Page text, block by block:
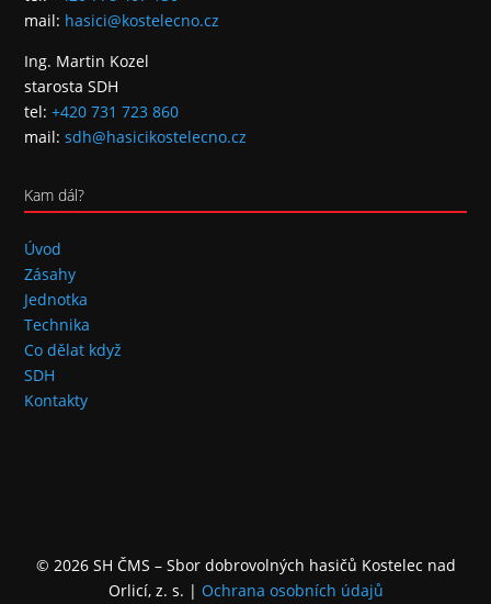
mail: hasici@kostelecno.cz
Ing. Martin Kozel
starosta SDH
tel:+420 731 723 860
mail:sdh@hasicikostelecno.cz
Kam dál?
Úvod
Zásahy
Jednotka
Technika
Co dělat když
SDH
Kontakty
© 2026 SH ČMS – Sbor dobrovolných hasičů Kostelec nad
Orlicí, z. s. | Ochrana osobních údajů